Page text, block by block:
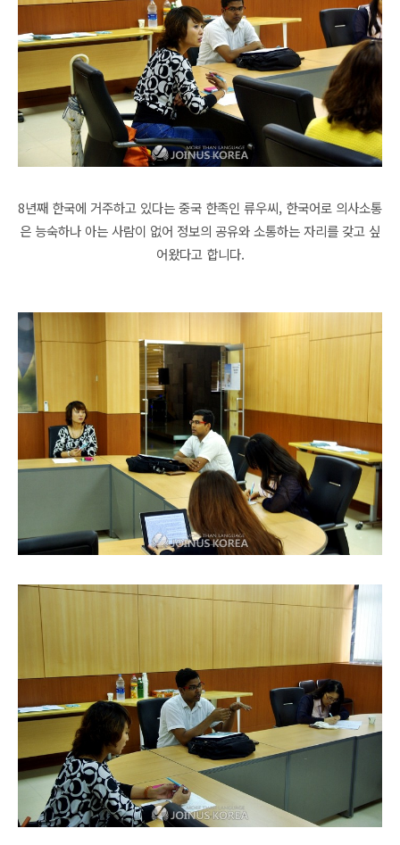
8년째 한국에 거주하고 있다는 중국 한족인 류우씨, 한국어로 의사소통
은 능숙하나 아는 사람이 없어 정보의 공유와 소통하는 자리를 갖고 싶
어왔다고 합니다.